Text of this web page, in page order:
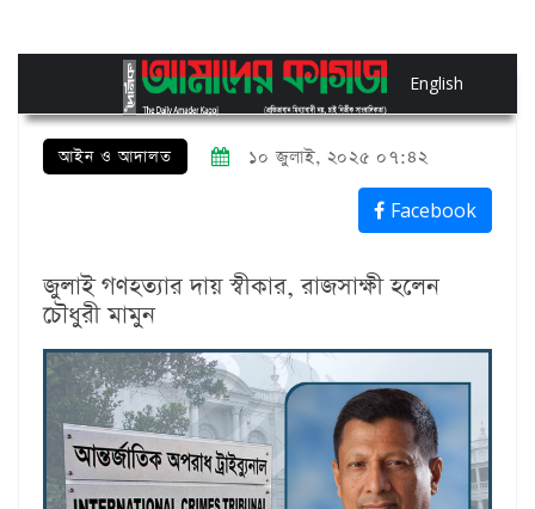
English
আইন ও আদালত ১০ জুলাই, ২০২৫ ০৭:৪২
Facebook
জুলাই গণহত্যার দায় স্বীকার, রাজসাক্ষী হলেন
চৌধুরী মামুন